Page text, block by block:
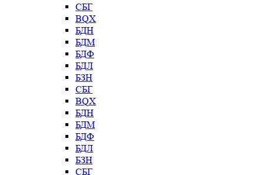
СБГ
BQX
БДН
БДМ
БДФ
БДЛ
БЗН
СБГ
BQX
БДН
БДМ
БДФ
БДЛ
БЗН
СБГ